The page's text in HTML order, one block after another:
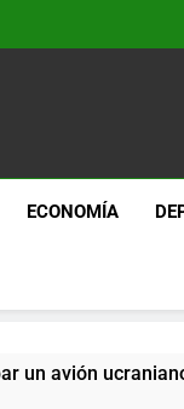
ECONOMÍA
un avión